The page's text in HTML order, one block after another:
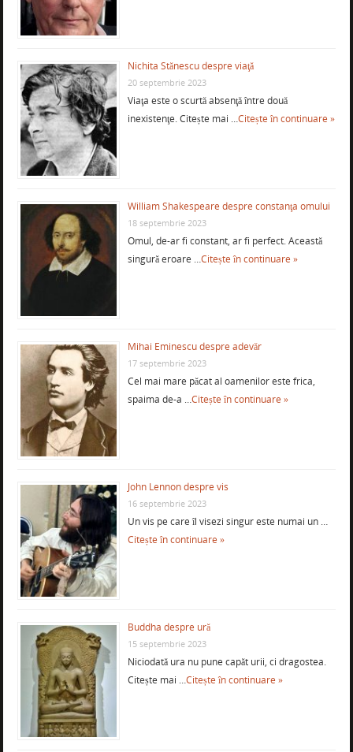
Nichita Stănescu despre viaţă
20 septembrie 2023
Viaţa este o scurtă absenţă între două
inexistenţe. Citește mai …Citește în continuare »
William Shakespeare despre constanţa omului
18 septembrie 2023
Omul, de-ar fi constant, ar fi perfect. Această
singură eroare …Citește în continuare »
Mihai Eminescu despre adevăr
17 septembrie 2023
Cel mai mare păcat al oamenilor este frica,
spaima de-a …Citește în continuare »
John Lennon despre vis
16 septembrie 2023
Un vis pe care îl visezi singur este numai un …
Citește în continuare »
Buddha despre ură
15 septembrie 2023
Niciodată ura nu pune capăt urii, ci dragostea.
Citește mai …Citește în continuare »